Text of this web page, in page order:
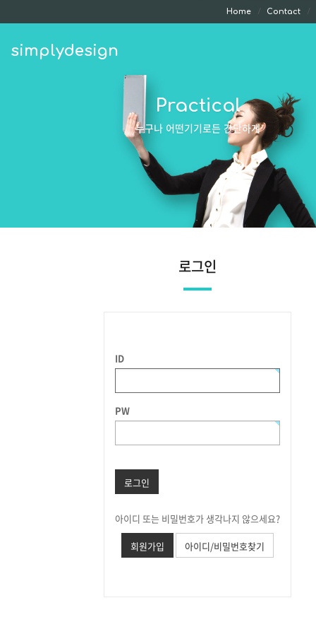
Home Contact
simplydesign
Practical
누구나 어떤기기로든 간단하게
로그인
ID
PW
로그인
아이디 또는 비밀번호가 생각나지 않으세요?
회원가입 아이디/비밀번호찾기